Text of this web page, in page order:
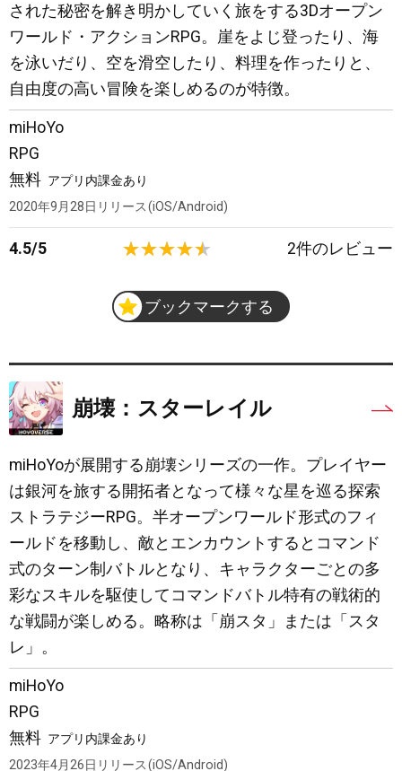
された秘密を解き明かしていく旅をする3Dオープン
ワールド・アクションRPG。崖をよじ登ったり、海
を泳いだり、空を滑空したり、料理を作ったりと、
自由度の高い冒険を楽しめるのが特徴。
miHoYo
RPG
無料 アプリ内課金あり
2020年9月28日 リリース iOS/Android
4.5/5 2件のレビュー
ブックマークする
崩壊：スターレイル
miHoYoが展開する崩壊シリーズの一作。プレイヤー
は銀河を旅する開拓者となって様々な星を巡る探索
ストラテジーRPG。半オープンワールド形式のフィ
ールドを移動し、敵とエンカウントするとコマンド
式のターン制バトルとなり、キャラクターごとの多
彩なスキルを駆使してコマンドバトル特有の戦術的
な戦闘が楽しめる。略称は「崩スタ」または「スタ
レ」。
miHoYo
RPG
無料 アプリ内課金あり
2023年4月26日 リリース iOS/Android